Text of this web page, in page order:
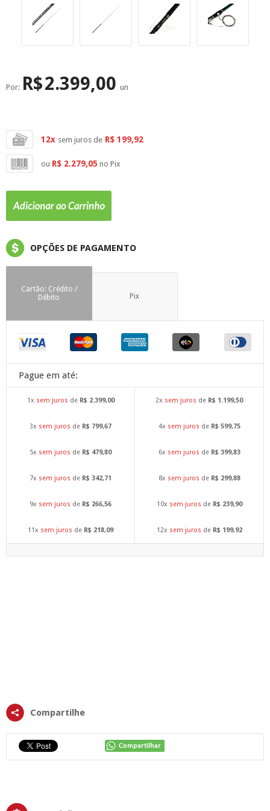
SUPERFÍCIE
MÁSCARA DE PROTEÇÃO SOLAR
Por: R$2.399,00 un
12x sem juros de R$ 199,92
ou R$ 2.279,05 no Pix
OPÇÕES DE PAGAMENTO
Cartão: Crédito /
Débito
Pix
Pague em até:
1x sem juros de R$ 2.399,00 2x sem juros de R$ 1.199,50
3x sem juros de R$ 799,67 4x sem juros de R$ 599,75
5x sem juros de R$ 479,80 6x sem juros de R$ 399,83
7x sem juros de R$ 342,71 8x sem juros de R$ 299,88
9x sem juros de R$ 266,56 10x sem juros de R$ 239,90
11x sem juros de R$ 218,09 12x sem juros de R$ 199,92
Compartilhe